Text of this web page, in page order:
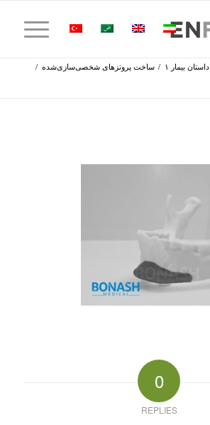
داستان بیمار ۱ / ساخت پروتزهای شخصی‌سازی‌شده /
0
REPLIES